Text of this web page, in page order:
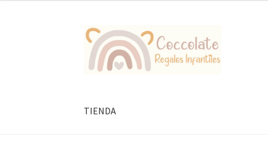
Ir
la
Ir
al
contenido
TIENDA